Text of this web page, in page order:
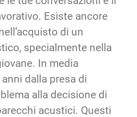
Esiste ancore
di un
specialmente nella
In media
dalla presa di
alla decisione di
acustici. Questi